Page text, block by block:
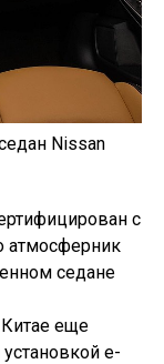
Nissan
с
атмосферник
седане
еще
e-